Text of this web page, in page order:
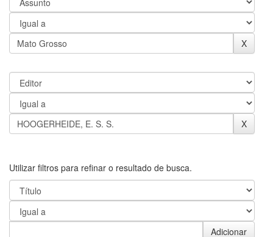
Utilizar filtros para refinar o resultado de busca.